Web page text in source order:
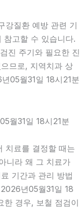
강질환 예방 관련 기
참고할 수 있습니다.
진 주기와 필요한 진
므로, 지역치과 상
05월31일 18시21분
월31일 18시21분
치료를 결정할 때는
니라 왜 그 치료가
기간과 관리 방법
년05월31일 18
한 경우, 보철 점검이